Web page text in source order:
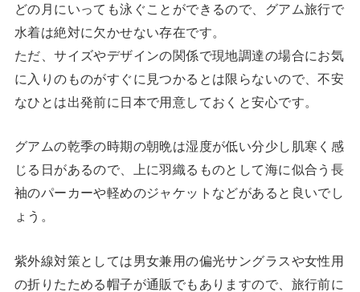
どの月にいっても泳ぐことができるので、グアム旅行で
水着は絶対に欠かせない存在です。
ただ、サイズやデザインの関係で現地調達の場合にお気
に入りのものがすぐに見つかるとは限らないので、不安
なひとは出発前に日本で用意しておくと安心です。
グアムの乾季の時期の朝晩は湿度が低い分少し肌寒く感
じる日があるので、上に羽織るものとして海に似合う長
袖のパーカーや軽めのジャケットなどがあると良いでし
ょう。
紫外線対策としては男女兼用の偏光サングラスや女性用
の折りたためる帽子が通販でもありますので、旅行前に